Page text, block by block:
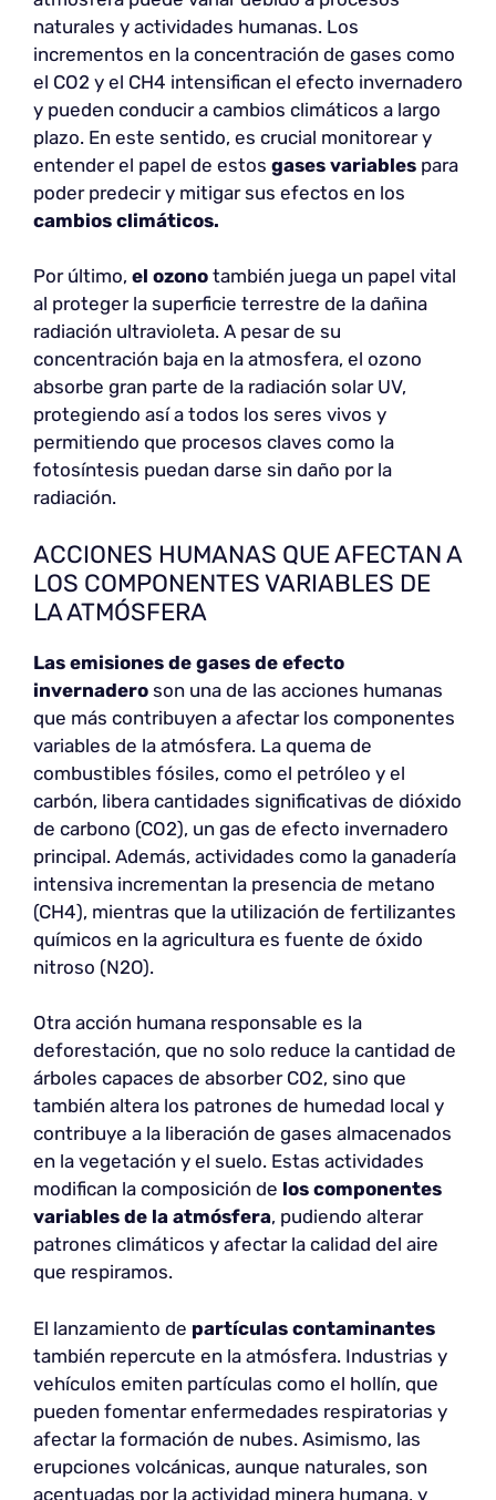
naturales y actividades humanas. Los
incrementos en la concentración de gases como
el CO2 y el CH4 intensifican el efecto invernadero
y pueden conducir a cambios climáticos a largo
plazo. En este sentido, es crucial monitorear y
entender el papel de estos gases variables para
poder predecir y mitigar sus efectos en los
cambios climáticos.
Por último, el ozono también juega un papel vital
al proteger la superficie terrestre de la dañina
radiación ultravioleta. A pesar de su
concentración baja en la atmosfera, el ozono
absorbe gran parte de la radiación solar UV,
protegiendo así a todos los seres vivos y
permitiendo que procesos claves como la
fotosíntesis puedan darse sin daño por la
radiación.
ACCIONES HUMANAS QUE AFECTAN A
LOS COMPONENTES VARIABLES DE
LA ATMÓSFERA
Las emisiones de gases de efecto
invernadero son una de las acciones humanas
que más contribuyen a afectar los componentes
variables de la atmósfera. La quema de
combustibles fósiles, como el petróleo y el
carbón, libera cantidades significativas de dióxido
de carbono (CO2), un gas de efecto invernadero
principal. Además, actividades como la ganadería
intensiva incrementan la presencia de metano
(CH4), mientras que la utilización de fertilizantes
químicos en la agricultura es fuente de óxido
nitroso (N2O).
Otra acción humana responsable es la
deforestación, que no solo reduce la cantidad de
árboles capaces de absorber CO2, sino que
también altera los patrones de humedad local y
contribuye a la liberación de gases almacenados
en la vegetación y el suelo. Estas actividades
modifican la composición de los componentes
variables de la atmósfera, pudiendo alterar
patrones climáticos y afectar la calidad del aire
que respiramos.
El lanzamiento de partículas contaminantes
también repercute en la atmósfera. Industrias y
vehículos emiten partículas como el hollín, que
pueden fomentar enfermedades respiratorias y
afectar la formación de nubes. Asimismo, las
erupciones volcánicas, aunque naturales, son
acentuadas por la actividad minera humana, y